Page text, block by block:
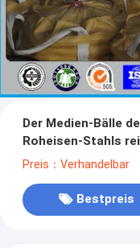
Der Medien-Bälle
Roheisen-Stahls
Preis：Verhandelbar
Bestpreis